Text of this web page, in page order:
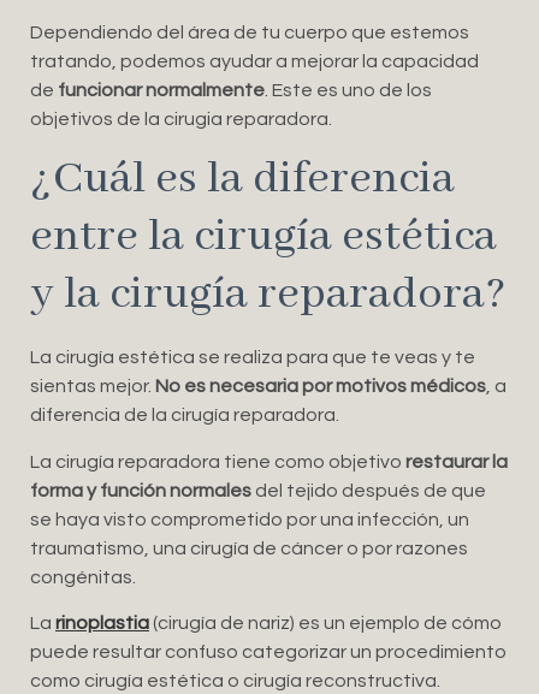
Dependiendo del área de tu cuerpo que estemos
tratando, podemos ayudar a mejorar la capacidad
de funcionar normalmente . Este es uno de los
objetivos de la cirugia reparadora.
¿Cuál es la diferencia
entre la cirugía estética
y la cirugía reparadora?
La cirugía estética se realiza para que te veas y te
sientas mejor. No es necesaria por motivos médicos , a
diferencia de la cirugía reparadora.
La cirugía reparadora tiene como objetivo restaurar la
forma y función normales del tejido después de que
se haya visto comprometido por una infección, un
traumatismo, una cirugía de cáncer o por razones
congénitas.
La rinoplastia(cirugía de nariz) es un ejemplo de cómo
puede resultar confuso categorizar un procedimiento
como cirugía estética o cirugía reconstructiva.